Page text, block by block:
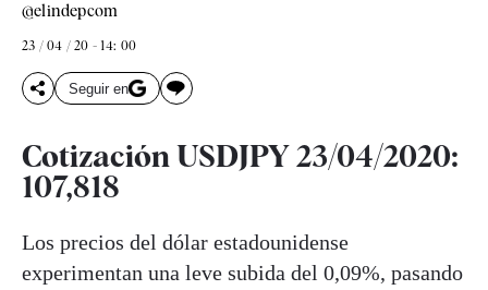
@elindepcom
23 / 04 / 20 - 14: 00
Seguir en
Cotización USDJPY 23/04/2020:
107,818
Los precios del dólar estadounidense
experimentan una leve subida del 0,09%, pasando